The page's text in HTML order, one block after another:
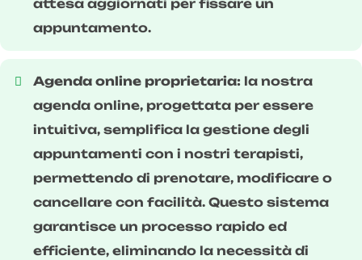
attesa aggiornati per fissare un
appuntamento.
Agenda online proprietaria: la nostra
agenda online, progettata per essere
intuitiva, semplifica la gestione degli
appuntamenti con i nostri terapisti,
permettendo di prenotare, modificare o
cancellare con facilità. Questo sistema
garantisce un processo rapido ed
efficiente, eliminando la necessità di